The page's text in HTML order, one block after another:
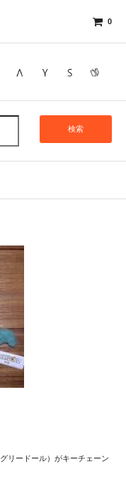
0
検索
リードール）がキーチェーン